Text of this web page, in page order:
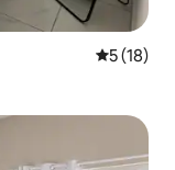
5 de uma
5 (18)